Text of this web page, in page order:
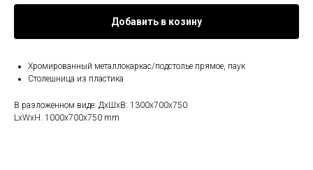
Добавить в козину
Хромированный металлокаркас/подстолье прямое, паук
Столешница из пластика
В разложенном виде: ДхШхВ: 1300х700х750
LxWxH: 1000x700x750 mm